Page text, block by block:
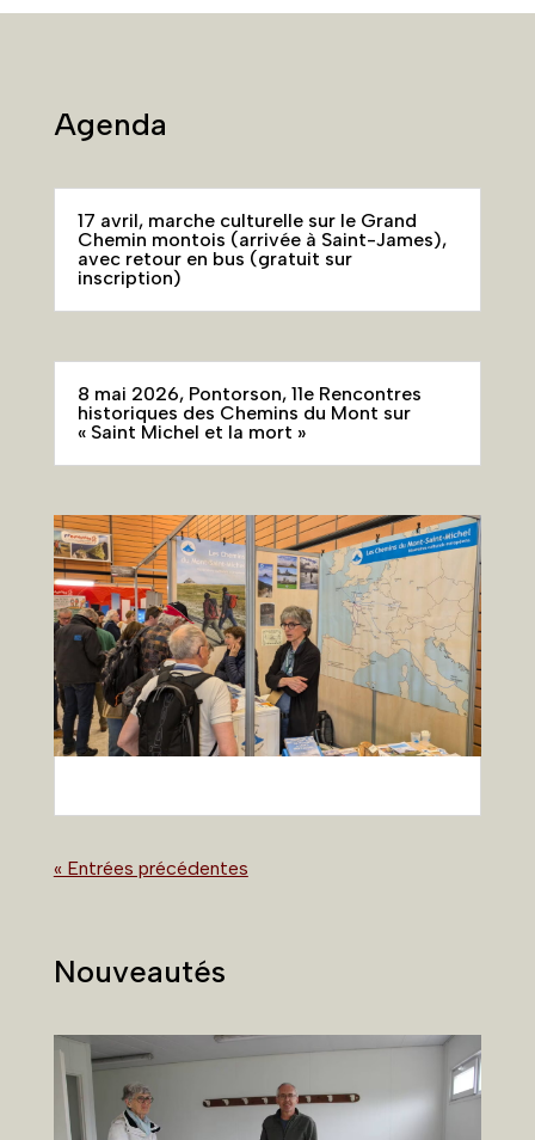
Agenda
17 avril, marche culturelle sur le Grand
Chemin montois (arrivée à Saint-James),
avec retour en bus (gratuit sur
inscription)
8 mai 2026, Pontorson, 11e Rencontres
historiques des Chemins du Mont sur
« Saint Michel et la mort »
« Entrées précédentes
Nouveautés